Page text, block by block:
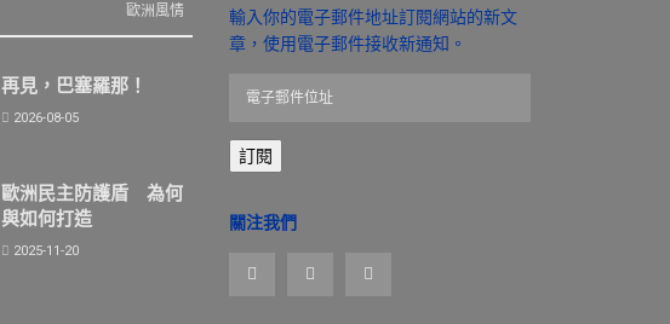
歐洲風情
再見，巴塞羅那！
2026-08-05
歐洲民主防護盾 為何
與如何打造
2025-11-20
輸入你的電子郵件地址訂閱網站的新文
章，使用電子郵件接收新通知。
郵
件
址
訂閱
關注我們